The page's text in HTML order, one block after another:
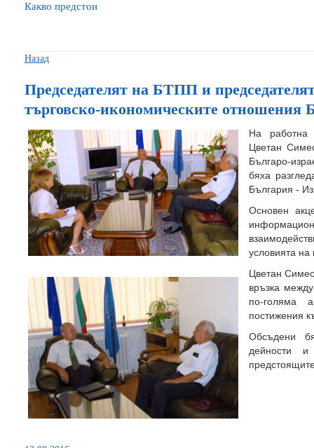
Какво предстои
Назад
Председателят на БТПП и
търговско-икономическите отношения
На
Цветан
Българо-
бяха
България -
Основен
условията на
Цветан
връзка
по-голяма
постижения
Обсъдени
дейности